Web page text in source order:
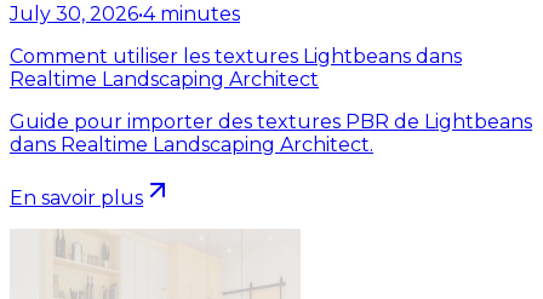
July 30, 2026•4 minutes
Comment utiliser les textures Lightbeans dans
Realtime Landscaping Architect
Guide pour importer des textures PBR de Lightbeans
dans Realtime Landscaping Architect.
En savoir plus